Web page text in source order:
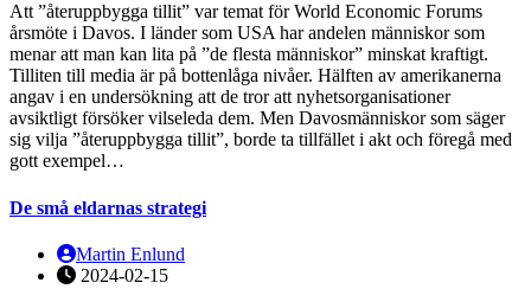
Att ”återuppbygga tillit” var temat för World Economic Forums
årsmöte i Davos. I länder som USA har andelen människor som
menar att man kan lita på ”de flesta människor” minskat kraftigt.
Tilliten till media är på bottenlåga nivåer. Hälften av amerikanerna
angav i en undersökning att de tror att nyhetsorganisationer
avsiktligt försöker vilseleda dem. Men Davosmänniskor som säger
sig vilja ”återuppbygga tillit”, borde ta tillfället i akt och föregå med
gott exempel…
De små eldarnas strategi
Martin Enlund
2024-02-15